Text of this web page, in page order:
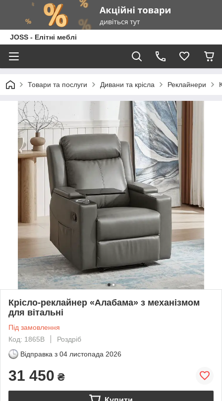
JOSS - Елітні меблі
Товари та послуги Дивани та крісла Реклайнери
Крісло-реклайнер «Алабама» з механізмом
для вітальні
Під замовлення
Код: 1865B
Роздріб
Відправка з 04 листопада 2026
31 450 ₴